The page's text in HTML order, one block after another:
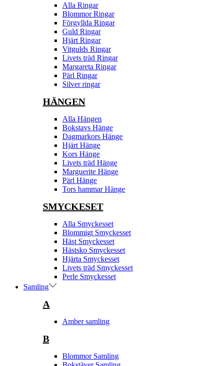
Alla Ringar
Blommor Ringar
Förgyllda Ringar
Guld Ringar
Hjärt Ringar
Vitgulds Ringar
Livets träd Ringar
Margareta Ringar
Pärl Ringar
Silver ringar
HÄNGEN
Alla Hängen
Bokstavs Hänge
Dagmarkors Hänge
Hjärt Hänge
Kors Hänge
Livets träd Hänge
Marguerite Hänge
Pärl Hänge
Tors hammar Hänge
SMYCKESET
Alla Smyckesset
Blommigt Smyckesset
Häst Smyckesset
Hästsko Smyckesset
Hjärta Smyckesset
Livets träd Smyckesset
Perle Smyckesset
Samling
A
Amber samling
B
Blommor Samling